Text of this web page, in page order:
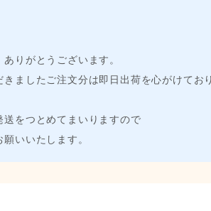
りがとうございます。
きましたご注文分は即日出荷を心がけてお
送をつとめてまいりますので
いいたします。